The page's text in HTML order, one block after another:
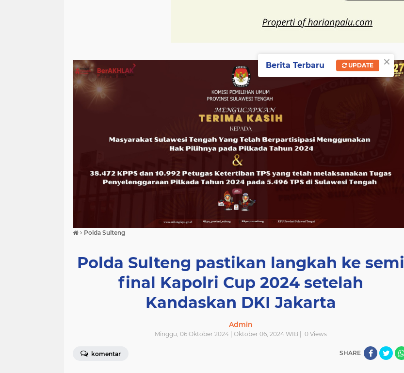
› Polda Sulteng
Polda Sulteng pastikan langkah ke semi
final Kapolri Cup 2024 setelah
Kandaskan DKI Jakarta
Admin
Minggu, 06 Oktober 2024 | Oktober 06, 2024 WIB | 0Views
komentar SHARE
×
Berita Terbaru UPDATE